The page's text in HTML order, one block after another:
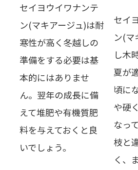
セイヨウイワナンテ
ン(マキアージュ)は耐
寒性が高く冬越しの
準備をする必要は基
本的にはありませ
ん。翌年の成長に備
えて堆肥や有機質肥
料を与えておくと良
いでしょう。
セイ
ン(マ
し木
夏が
頃に
や硬
なっ
枝と
く、